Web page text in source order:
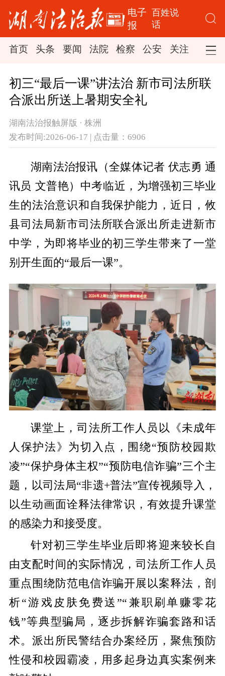
电子
报
百姓说
话
首页 头条 要闻 法院 检察 公安 关注 司法
初三“最后一课”讲法治 新市司法所联
合派出所送上暑期安全礼
湖南法治报触屏版 · 株洲
发布时间:2026-06-17 | 点击量：6906
湖南法治报讯 （全媒体记者 伏志勇 通
讯员 文普艳）中考临近，为增强初三毕业
生的法治意识和自我保护能力，近日，攸
县司法局新市司法所联合派出所走进新市
中学，为即将毕业的初三学生带来了一堂
别开生面的“最后一课”。
课堂上，司法所工作人员以《未成年
人保护法》为切入点，围绕“预防校园欺
凌”“保护身体主权”“预防电信诈骗”三个主
题，以司法局“非遗+普法”宣传视频导入，
以生动画面诠释法律常识，有效提升课堂
的感染力和接受度。
针对初三学生毕业后即将迎来较长自
由支配时间的实际情况，司法所工作人员
重点围绕防范电信诈骗开展以案释法，剖
析“游戏皮肤免费送”“兼职刷单赚零花
钱”等典型骗局，逐步拆解诈骗套路和话
术。派出所民警结合办案经历，聚焦预防
性侵和校园霸凌，用多起身边真实案例来